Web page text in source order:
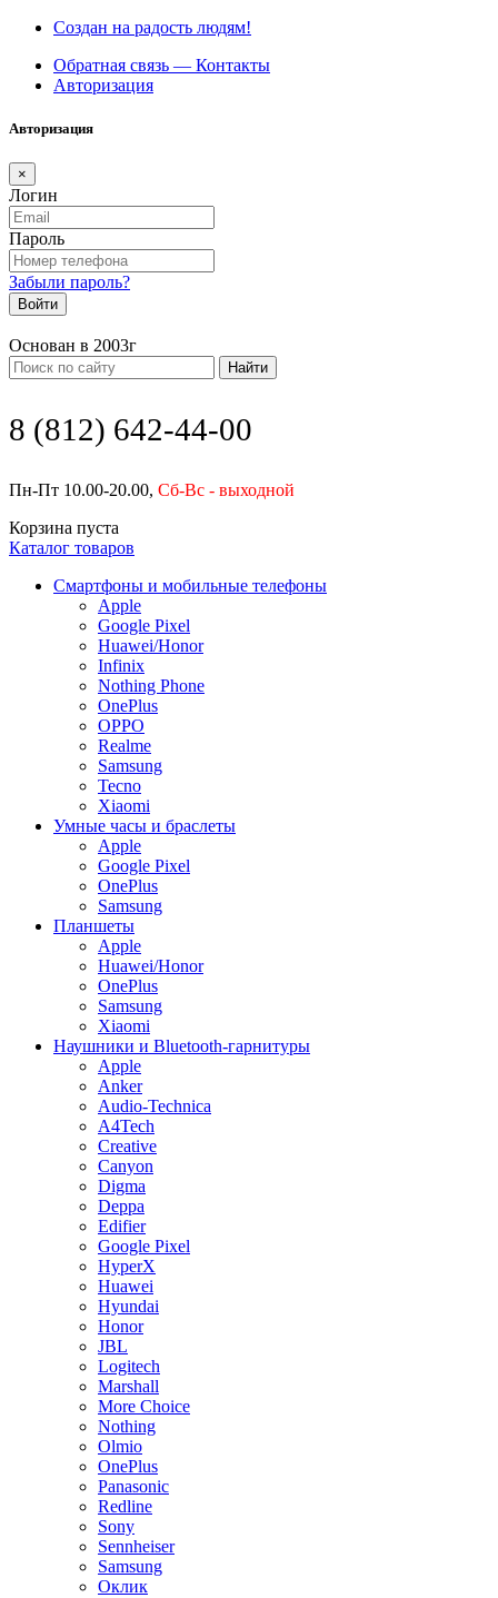
Создан на радость людям!
Обратная связь — Контакты
Авторизация
Авторизация
×
Логин
Пароль
Забыли пароль?
Войти
Основан в 2003г
Найти
8 (812) 642-44-00
Пн-Пт 10.00-20.00, Сб-Вс - выходной
Корзина пуста
Каталог товаров
Смартфоны и мобильные телефоны
Apple
Google Pixel
Huawei/Honor
Infinix
Nothing Phone
OnePlus
OPPO
Realme
Samsung
Tecno
Xiaomi
Умные часы и браслеты
Apple
Google Pixel
OnePlus
Samsung
Планшеты
Apple
Huawei/Honor
OnePlus
Samsung
Xiaomi
Наушники и Bluetooth-гарнитуры
Apple
Anker
Audio-Technica
A4Tech
Creative
Canyon
Digma
Deppa
Edifier
Google Pixel
HyperX
Huawei
Hyundai
Honor
JBL
Logitech
Marshall
More Choice
Nothing
Olmio
OnePlus
Panasonic
Redline
Sony
Sennheiser
Samsung
Оклик